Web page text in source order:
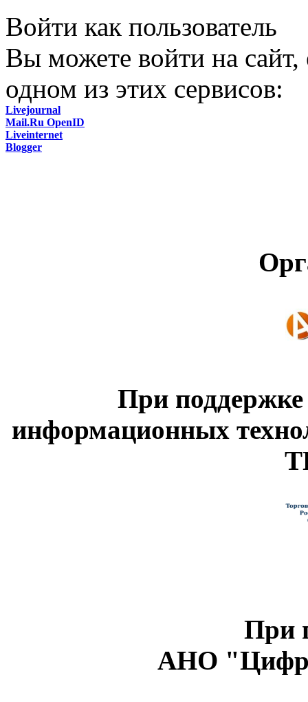
Войти как пользователь
Вы можете войти на сайт,
одном из этих сервисов:
Livejournal
Mail.Ru OpenID
Liveinternet
Blogger
При
информационных
При
АНО